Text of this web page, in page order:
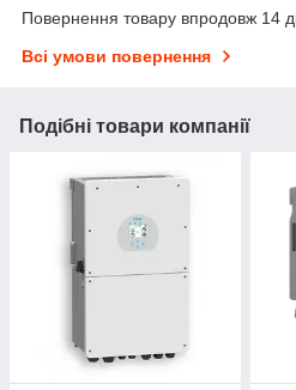
Повернення товару впродовж 14
Всі умови повернення
Подібні товари компанії